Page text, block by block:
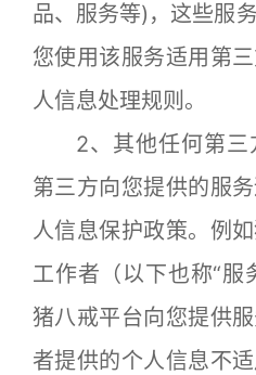
品、服务等)，这些服
您使用该服务适用第
人信息处理规则。
2、其他任何第三
第三方向您提供的服
人信息保护政策。例
工作者（以下也称“服
猪八戒平台向您提供
者提供的个人信息不